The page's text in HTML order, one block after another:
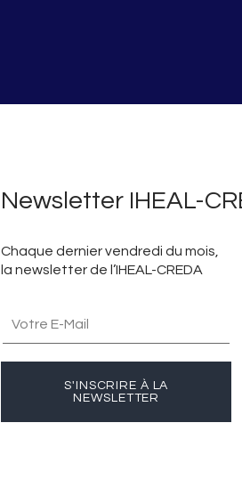
Newsletter IHEAL-
Chaque dernier vendredi du mois,
la newsletter de l’IHEAL-CREDA
S'INSCRIRE À LA
NEWSLETTER